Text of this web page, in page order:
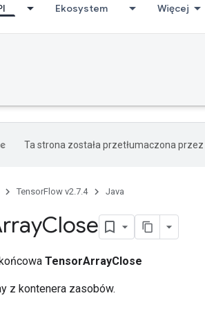
Ekosystem Więcej
Ta strona została przetłumaczona przez
TensorFlow v2.7.4 Java
Close
TensorArrayClose
z kontenera zasobów.